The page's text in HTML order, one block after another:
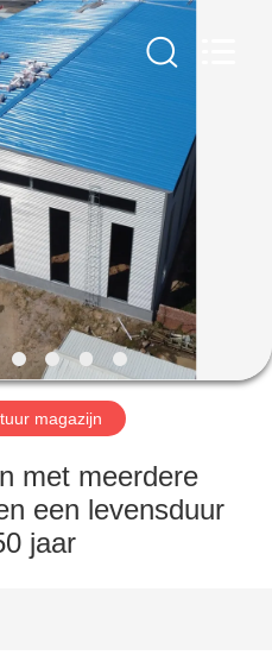
magazijn
met meerdere
een levensduur
jaar